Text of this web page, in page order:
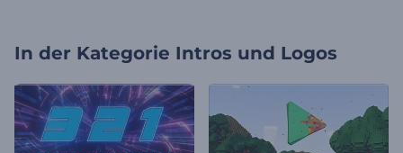
In der Kategorie Intros und Logos